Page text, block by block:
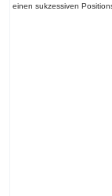
einen sukzessiven